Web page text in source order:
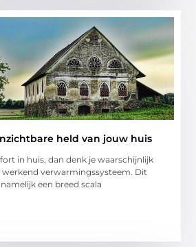
held van jouw huis
in huis, dan denk je waarschijnlijk
werkend verwarmingssysteem. Dit
een breed scala